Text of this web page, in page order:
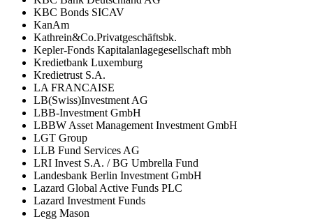
KBC Bonds SICAV
KanAm
Kathrein&Co.Privatgeschäftsbk.
Kepler-Fonds Kapitalanlagegesellschaft mbh
Kredietbank Luxemburg
Kredietrust S.A.
LA FRANCAISE
LB(Swiss)Investment AG
LBB-Investment GmbH
LBBW Asset Management Investment GmbH
LGT Group
LLB Fund Services AG
LRI Invest S.A. / BG Umbrella Fund
Landesbank Berlin Investment GmbH
Lazard Global Active Funds PLC
Lazard Investment Funds
Legg Mason